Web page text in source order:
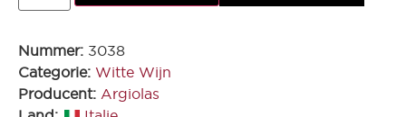
Nummer: 3038
Categorie: Witte Wijn
Producent: Argiolas